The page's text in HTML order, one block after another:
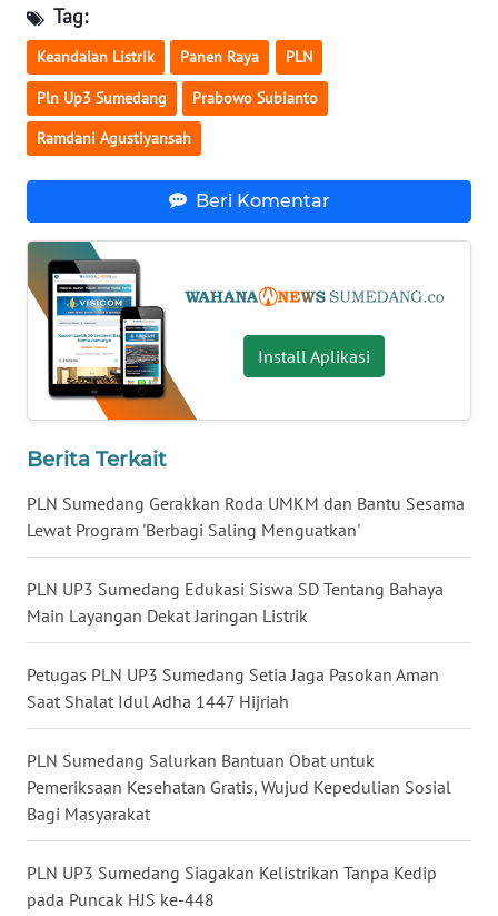
Tag:
Keandalan Listrik Panen Raya PLN
Pln Up3 Sumedang Prabowo Subianto
Ramdani Agustiyansah
Beri Komentar
Install Aplikasi
Berita Terkait
PLN Sumedang Gerakkan Roda UMKM dan Bantu Sesama
Lewat Program 'Berbagi Saling Menguatkan'
PLN UP3 Sumedang Edukasi Siswa SD Tentang Bahaya
Main Layangan Dekat Jaringan Listrik
Petugas PLN UP3 Sumedang Setia Jaga Pasokan Aman
Saat Shalat Idul Adha 1447 Hijriah
PLN Sumedang Salurkan Bantuan Obat untuk
Pemeriksaan Kesehatan Gratis, Wujud Kepedulian Sosial
Bagi Masyarakat
PLN UP3 Sumedang Siagakan Kelistrikan Tanpa Kedip
pada Puncak HJS ke-448
KALSEL
WN
KALTIM
WN
GORONTALO
WN
SULUT
WN
WN
MALUT
WN
DANAU
TOBA
WN
NIAS
LANGKAT